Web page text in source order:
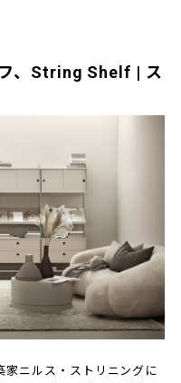
、String Shelf | ス
ニルス・ストリニングに